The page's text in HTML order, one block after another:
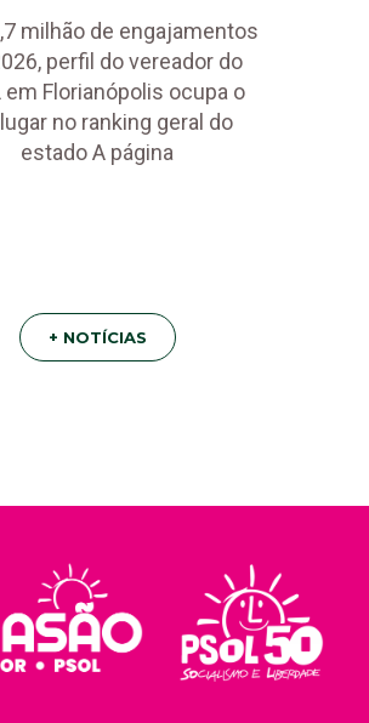
milhão de engajamentos
perfil do vereador do
em Florianópolis ocupa o
no ranking geral do
estado A página
+ NOTÍCIAS